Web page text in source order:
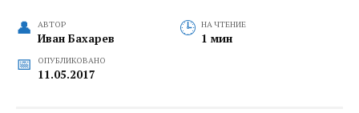
АВТОР
Иван Бахарев
НА ЧТЕНИЕ
1 мин
ОПУБЛИКОВАНО
11.05.2017